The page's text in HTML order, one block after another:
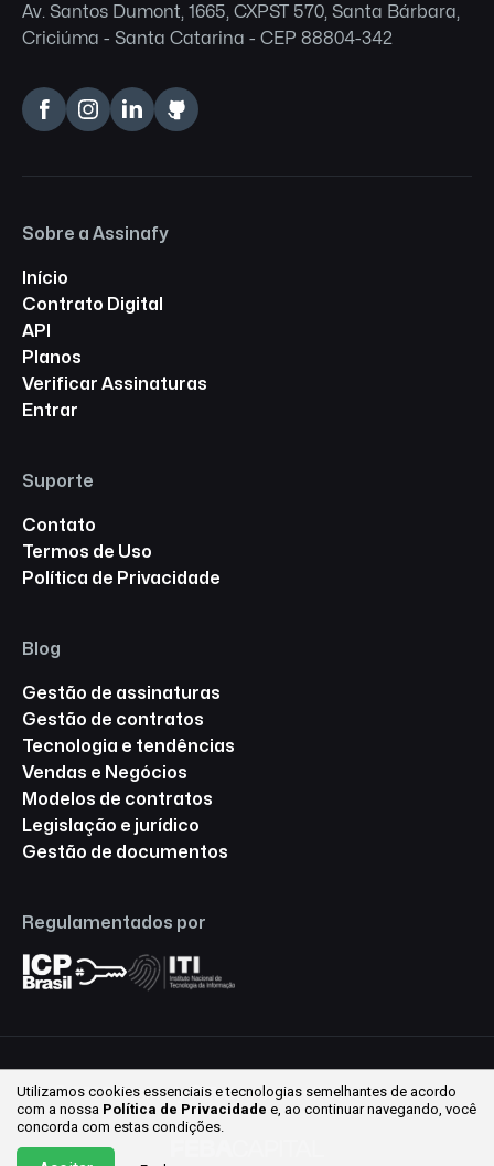
Av. Santos Dumont, 1665, CXPST 570, Santa Bárbara,
Criciúma - Santa Catarina - CEP 88804-342
Sobre a Assinafy
Início
Contrato Digital
API
Planos
Verificar Assinaturas
Entrar
Suporte
Contato
Termos de Uso
Política de Privacidade
Blog
Gestão de assinaturas
Gestão de contratos
Tecnologia e tendências
Vendas e Negócios
Modelos de contratos
Legislação e jurídico
Gestão de documentos
Regulamentados por
© 2026 Assinafy ® Todos os direitos reservados.
Utilizamos cookies essenciais e tecnologias semelhantes de acordo
com a nossa Política de Privacidade e, ao continuarnavegando, você
concorda com estas condições.